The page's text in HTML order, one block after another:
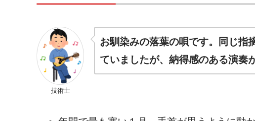
技術士
お馴染みの落葉の唄です。同じ指
ていましたが、納得感のある演奏